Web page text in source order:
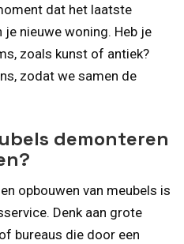
dat het laatste
nieuwe woning. Heb je
zoals kunst of antiek?
zodat we samen de
demonteren
opbouwen van meubels is
Denk aan grote
bureaus die door een